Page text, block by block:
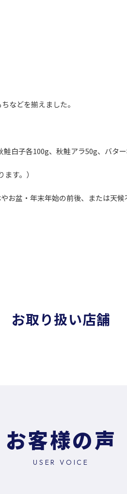
などを揃えました。
白子各100g、秋鮭アラ50g、バ
す。）
盆・年末年始の前後、または天候
お取り扱い店舗
お客様の声
USER VOICE